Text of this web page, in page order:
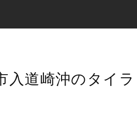
入道崎沖のタイラ